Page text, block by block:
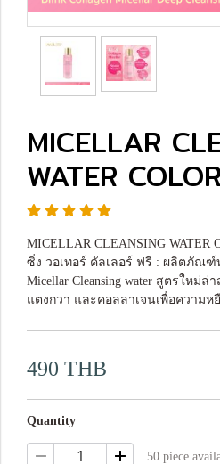
MICELLAR
WATER COLOR
MICELLAR CLEANSING WATER
ซิ่ง วอเทอร์ คัลเลอร์ ฟรี : ผลิตภัณ
Micellar Cleansing water สูตรใหม่
แตงกวา และคอลลาเจนเพื่อความ
490 THB
Quantity
50 piece